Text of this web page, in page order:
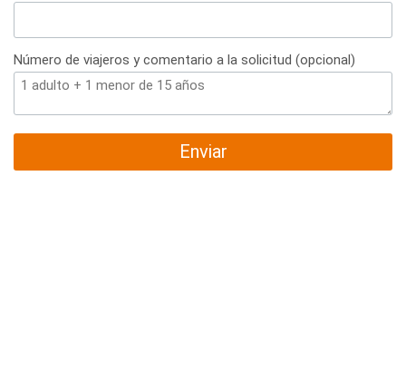
Número de viajeros y comentario a la solicitud (opcional)
Enviar